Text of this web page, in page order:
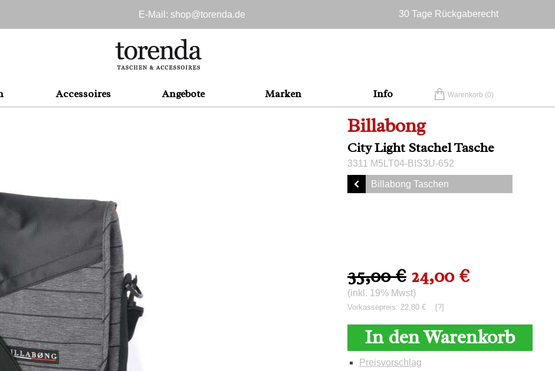
E-Mail: shop@torenda.de
30 Tage Rückgaberecht
Accessoires Angebote Marken Info Warenkorb (0)
Billabong
City Light Stachel Tasche
3311 M5LT04-BIS3U-652
Billabong Taschen
35,00 € 24,00 €
(inkl. 19% Mwst)
Vorkassepreis: 22,80 € [?]
In den Warenkorb
Preisvorschlag